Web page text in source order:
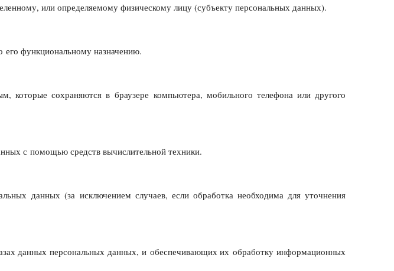
или определяемому физическому лицу (субъекту персональных данных).
функциональному назначению.
сохраняются в браузере компьютера, мобильного телефона или другого
с помощью средств вычислительной техники.
данных (за исключением случаев, если обработка необходима для уточнения
данных персональных данных, и обеспечивающих их обработку информационных